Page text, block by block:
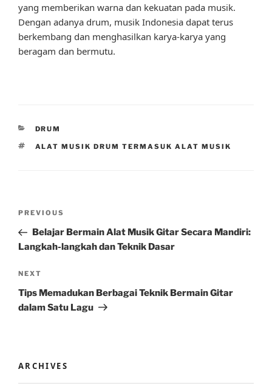
yang memberikan warna dan kekuatan pada musik.
Dengan adanya drum, musik Indonesia dapat terus
berkembang dan menghasilkan karya-karya yang
beragam dan bermutu.
CATEGORIES
DRUM
TAGS
ALAT MUSIK DRUM TERMASUK ALAT MUSIK
Previous
Post
PREVIOUS
Belajar Bermain Alat Musik Gitar Secara Mandiri:
Langkah-langkah dan Teknik Dasar
Next
Post
NEXT
Tips Memadukan Berbagai Teknik Bermain Gitar
dalam Satu Lagu
ARCHIVES